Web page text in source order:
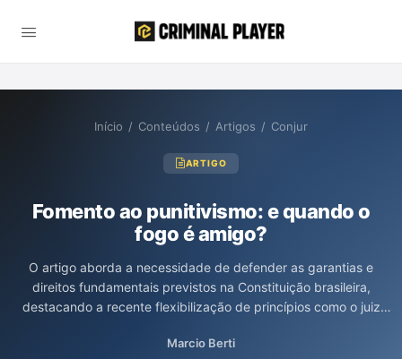
Início / Conteúdos / Artigos / Conjur
ARTIGO
Fomento ao punitivismo: e quando o
fogo é amigo?
O artigo aborda a necessidade de defender as garantias e
direitos fundamentais previstos na Constituição brasileira,
destacando a recente flexibilização de princípios como o juiz
Berti, critica a ideia de que essa flexibilização protege minorias,
Marcio Berti